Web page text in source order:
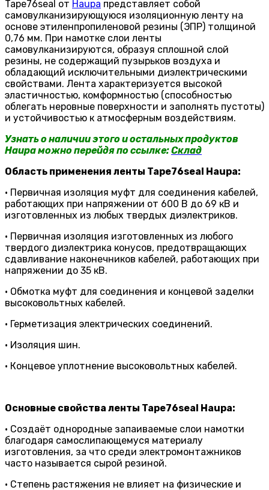
Tape76seal от Haupa представляет собой
самовулканизирующуюся изоляционную ленту на
основе этиленпропиленовой резины (ЭПР) толщиной
0,76 мм. При намотке слои ленты
самовулканизируются, образуя сплошной слой
резины, не содержащий пузырьков воздуха и
обладающий исключительными диэлектрическими
свойствами. Лента характеризуется высокой
эластичностью, комформностью (способностью
облегать неровные поверхности и заполнять пустоты)
и устойчивостью к атмосферным воздействиям.
Узнать о наличии этого и остальных продуктов
Haupa можно перейдя по ссылке:Склад
Область применения ленты Tape76seal Haupa:
• Первичная изоляция муфт для соединения кабелей,
работающих при напряжении от 600 В до 69 кВ и
изготовленных из любых твердых диэлектриков.
• Первичная изоляция изготовленных из любого
твердого диэлектрика конусов, предотвращающих
сдавливание наконечников кабелей, работающих при
напряжении до 35 кВ.
• Обмотка муфт для соединения и концевой заделки
высоковольтных кабелей.
• Герметизация электрических соединений.
• Изоляция шин.
• Концевое уплотнение высоковольтных кабелей.
Основные свойства ленты Tape76seal Haupa:
• Создаёт однородные запаиваемые слои намотки
благодаря самослипающемуся материалу
изготовления, за что среди электромонтажников
часто называется сырой резиной.
• Степень растяжения не влияет на физические и